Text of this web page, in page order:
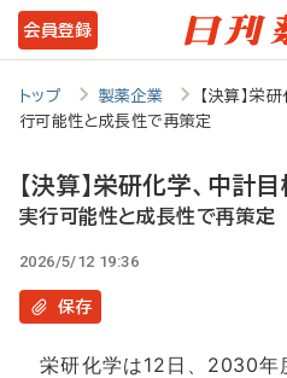
メ
イ
テ
ツ
に
会員登録
トップ 製薬企業
【決算】
行可能性と成長性で再策定
【決算】栄研化学、中計
実行可能性と成長性で再策定
2026/5/12 19:36
保存
栄研化学は12日、2030年